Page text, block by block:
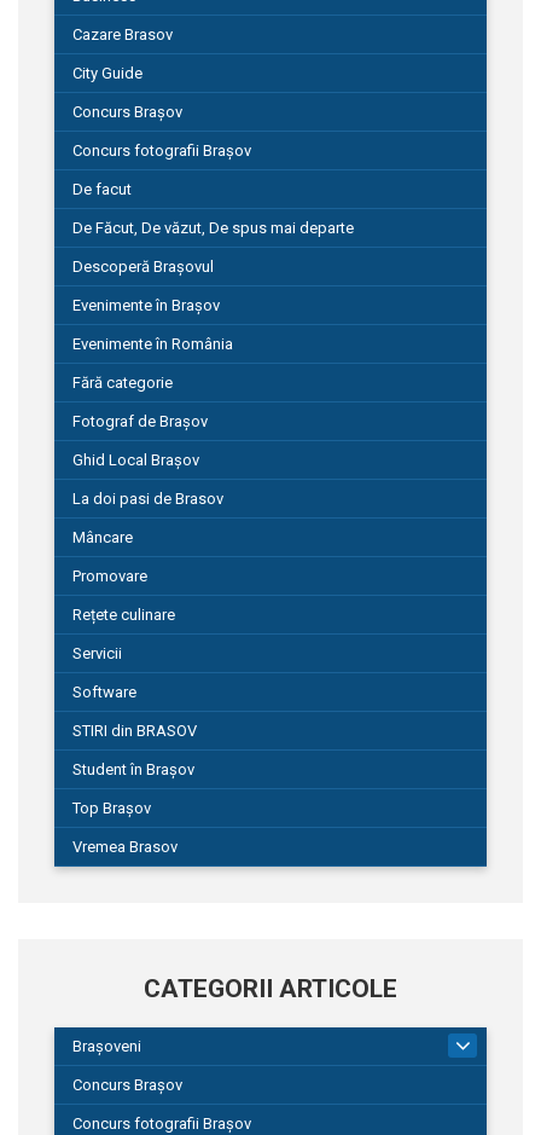
Cazare Brasov
City Guide
Concurs Brașov
Concurs fotografii Brașov
De facut
De Făcut, De văzut, De spus mai departe
Descoperă Brașovul
Evenimente în Brașov
Evenimente în România
Fără categorie
Fotograf de Brașov
Ghid Local Brașov
La doi pasi de Brasov
Mâncare
Promovare
Rețete culinare
Servicii
Software
STIRI din BRASOV
Student în Brașov
Top Brașov
Vremea Brasov
CATEGORII ARTICOLE
Brașoveni
Concurs Brașov
Concurs fotografii Brașov